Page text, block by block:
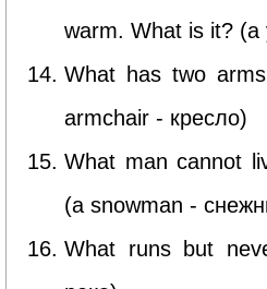
warm. What is it? (a
What has two
armchair - кресло)
What man cannot
(a snowman -
What runs but